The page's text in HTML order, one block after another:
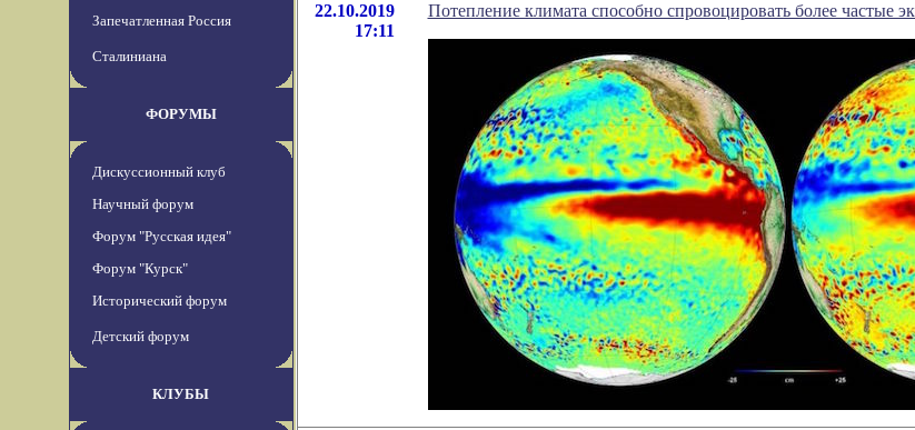
Запечатленная Россия
Сталиниана
ФОРУМЫ
Дискуссионный клуб
Научный форум
Форум "Русская идея"
Форум "Курск"
Исторический форум
Детский форум
КЛУБЫ
22.10.2019
17:11
Потепление климата способно спровоцировать более частые